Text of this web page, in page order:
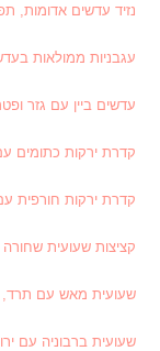
נזיד עדשים אדומות,
עגבניות ממולאות
עדשים ביין עם גזר
קדרת ירקות כתומים
קדרת ירקות חורפית
קציצות שעועית שחורה
שעועית מאש עם תרד,
שעועית ברבוניה עם